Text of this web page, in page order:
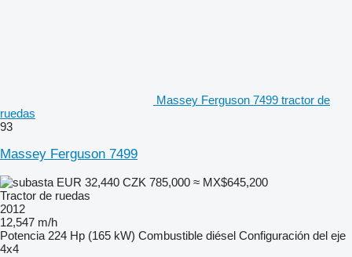
Massey Ferguson 7499 tractor de
ruedas
93
Massey Ferguson 7499
EUR 32,440 CZK 785,000 ≈ MX$645,200
Tractor de ruedas
2012
12,547 m/h
Potencia 224 Hp (165 kW) Combustible diésel Configuración del eje
4x4